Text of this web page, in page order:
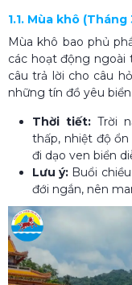
1.1. Mùa khô
Mùa khô bao phủ
các hoạt động ngoài
câu trả lời cho câu
những tín đồ yêu
Thời tiết: Trời
thấp, nhiệt độ
đi dạo ven biển
Lưu ý: Buổi
đới ngắn, nên